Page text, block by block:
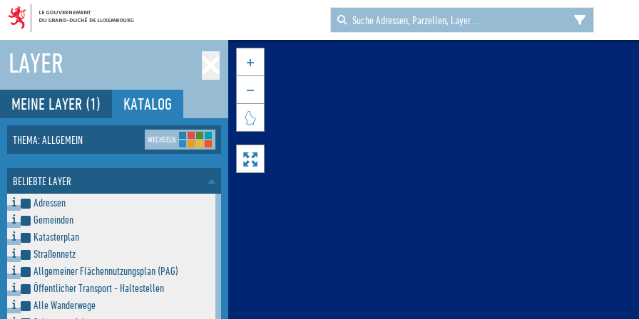
LAYER
MEINE LAYER (1) KATALOG
THEMA: ALLGEMEIN WECHSELN
BELIEBTE LAYER
Adressen
Gemeinden
Katasterplan
Straßennetz
Allgemeiner Flächennutzungsplan (PAG)
Öffentlicher Transport - Haltestellen
Alle Wanderwege



